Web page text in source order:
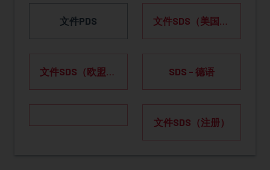
文件PDS 文件SDS（美国） LINK
文件SDS（欧盟） LINK SDS - 德语
文件SDS（注册）